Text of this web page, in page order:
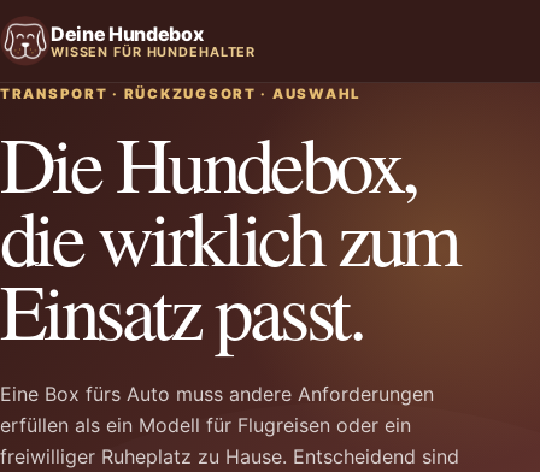
Deine Hundebox
WISSEN FÜR HUNDEHALTER
TRANSPORT · RÜCKZUGSORT · AUSWAHL
Die Hundebox,
die wirklich zum
Einsatz passt.
Eine Box fürs Auto muss andere Anforderungen
erfüllen als ein Modell für Flugreisen oder ein
freiwilliger Ruheplatz zu Hause. Entscheidend sind